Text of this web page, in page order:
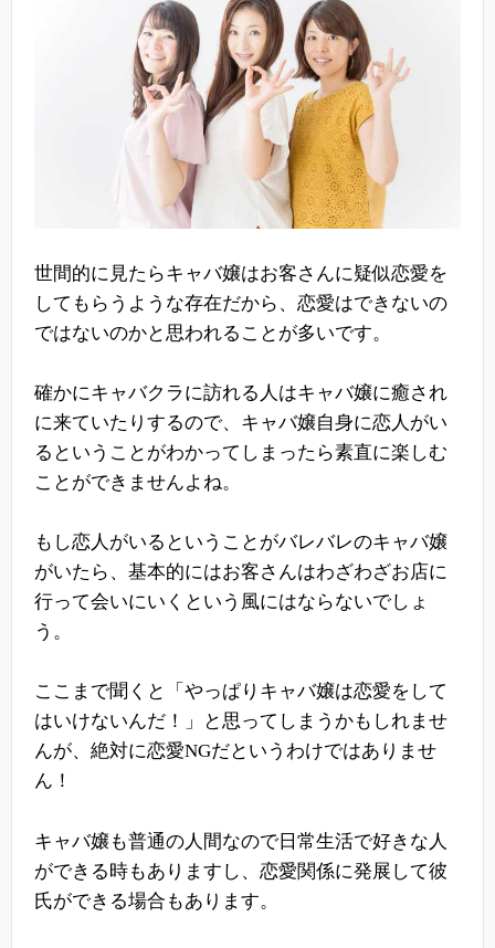
世間的に見たらキャバ嬢はお客さんに疑似恋愛を
してもらうような存在だから、恋愛はできないの
ではないのかと思われることが多いです。
確かにキャバクラに訪れる人はキャバ嬢に癒され
に来ていたりするので、キャバ嬢自身に恋人がい
るということがわかってしまったら素直に楽しむ
ことができませんよね。
もし恋人がいるということがバレバレのキャバ嬢
がいたら、基本的にはお客さんはわざわざお店に
行って会いにいくという風にはならないでしょ
う。
ここまで聞くと「やっぱりキャバ嬢は恋愛をして
はいけないんだ！」と思ってしまうかもしれませ
んが、絶対に恋愛NGだというわけではありませ
ん！
キャバ嬢も普通の人間なので日常生活で好きな人
ができる時もありますし、恋愛関係に発展して彼
氏ができる場合もあります。